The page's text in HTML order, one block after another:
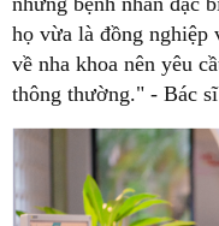
họ vừa là đồng
về nha khoa nên yêu
thông thường." - Bác